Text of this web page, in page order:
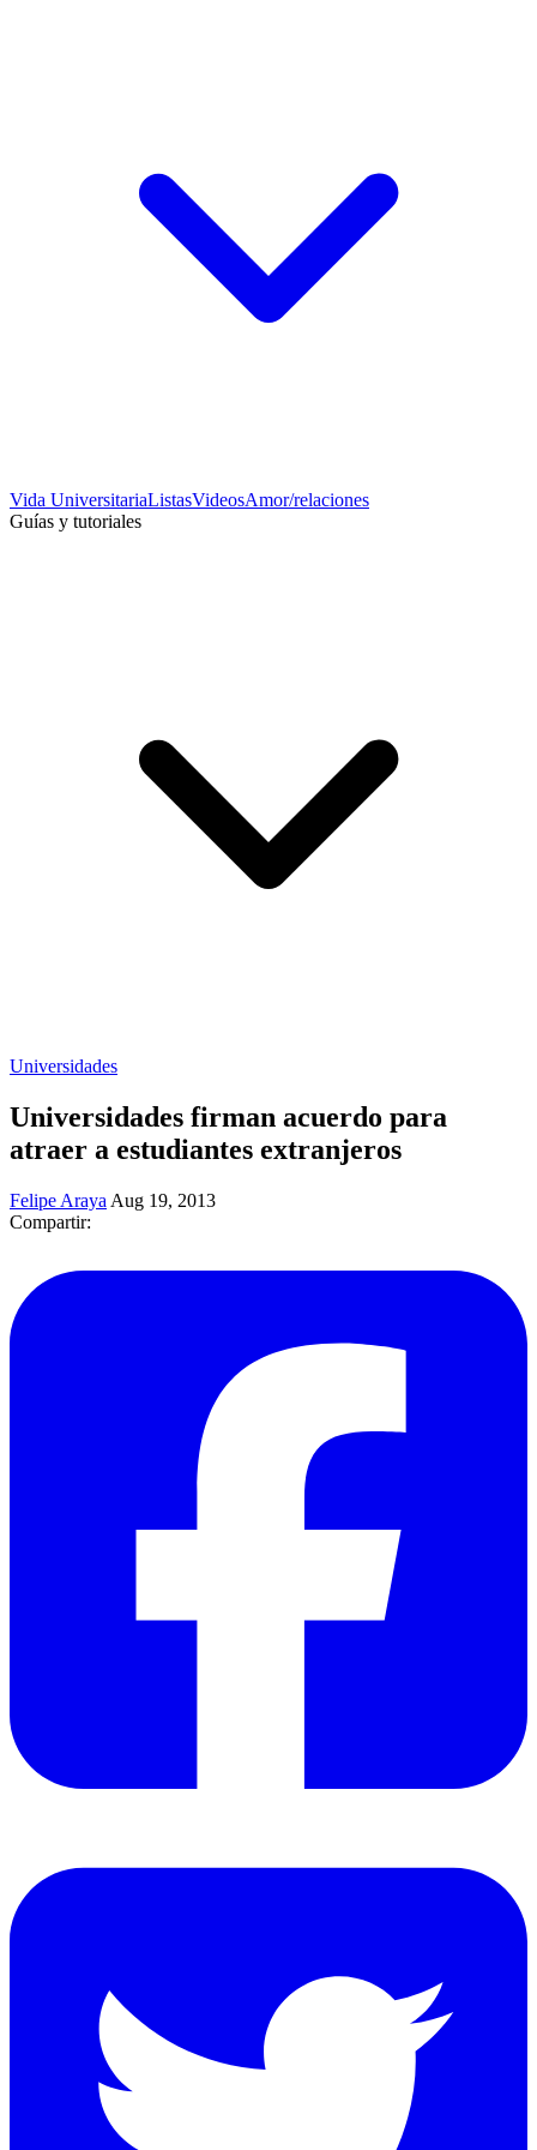
Vida UniversitariaListasVideosAmor/relaciones
Guías y tutoriales
Universidades
Universidades firman acuerdo para
atraer a estudiantes extranjeros
Felipe Araya Aug 19, 2013
Compartir: